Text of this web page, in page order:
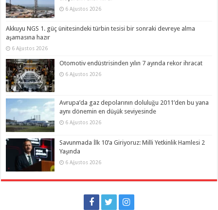
6 Ağustos 2026
Akkuyu NGS 1. güç ünitesindeki türbin tesisi bir sonraki devreye alma
aşamasına hazır
6 Ağustos 2026
Otomotiv endüstrisinden yılın 7 ayında rekor ihracat
6 Ağustos 2026
Avrupa’da gaz depolarının doluluğu 2011’den bu yana
aynı dönemin en düşük seviyesinde
6 Ağustos 2026
Savunmada İlk 10’a Giriyoruz: Milli Yetkinlik Hamlesi 2
Yaşında
6 Ağustos 2026